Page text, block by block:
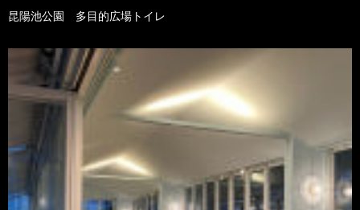
昆陽池公園 多目的広場トイレ